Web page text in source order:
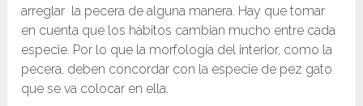
arreglar la pecera de alguna manera. Hay que tomar
en cuenta que los hábitos cambian mucho entre cada
especie. Por lo que la morfología del interior, como la
pecera, deben concordar con la especie de pez gato
que se va colocar en ella.